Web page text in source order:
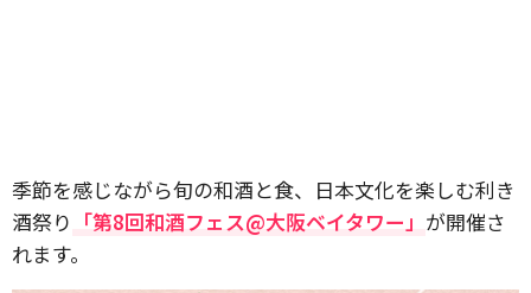
季節を感じながら旬の和酒と食、日本文化を楽しむ利き
酒祭り 「第8回和酒フェス@大阪ベイタワー」 が開催さ
れます。